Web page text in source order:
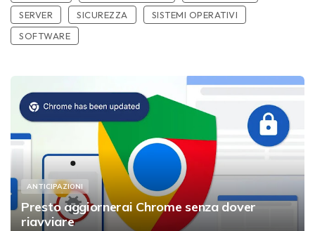
SERVER
SICUREZZA
SISTEMI OPERATIVI
SOFTWARE
ANTICIPAZIONI
Presto aggiornerai Chrome senza dover
riavviare